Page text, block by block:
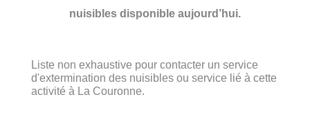
nuisibles disponible aujourd’hui.
Liste non exhaustive pour contacter un service
d'extermination des nuisibles ou service lié à cette
activité à La Couronne.